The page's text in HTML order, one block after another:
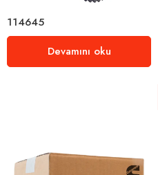
114645
Devamını oku